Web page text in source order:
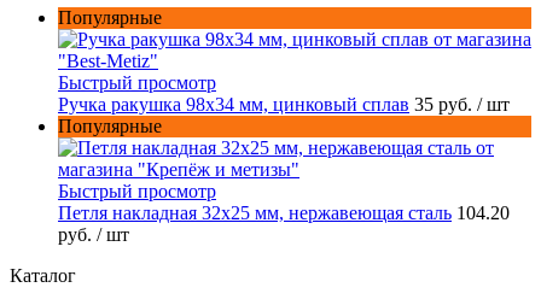
Популярные
Быстрый просмотр
Ручка ракушка 98x34 мм, цинковый сплав 35 руб. / шт
Популярные
Быстрый просмотр
Петля накладная 32х25 мм, нержавеющая сталь 104.20
руб. / шт
Каталог